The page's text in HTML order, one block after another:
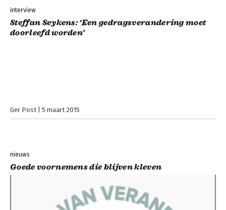
interview
Steffan Seykens: ‘Een gedragsverandering moet
doorleefd worden’
Ger Post 5 maart 2015
nieuws
Goede voornemens die blijven kleven